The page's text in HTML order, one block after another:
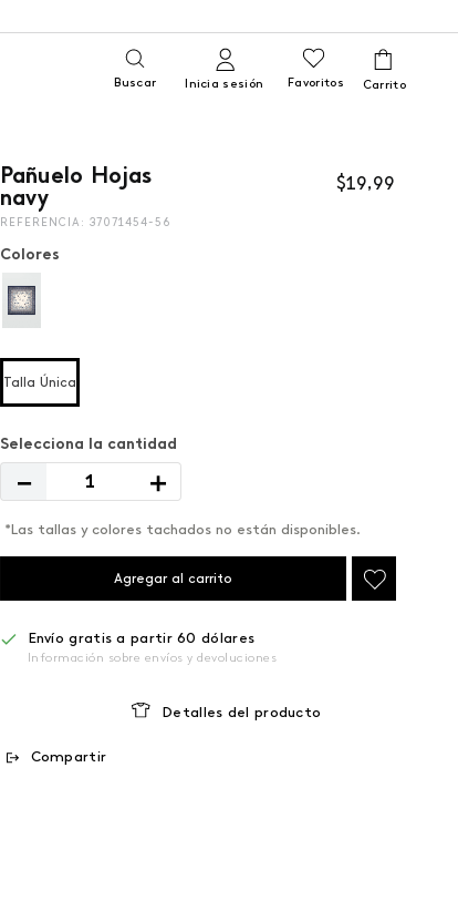
Buscar Inicia sesión Favoritos
Pañuelo Hojas
navy
$19,99
REFERENCIA : 37071454-56
Colores
Talla Única
＋
－
*Las tallas y colores tachados no están disponibles.
Agregar al carrito
Envío gratis a partir 60 dólares
Información sobre envíos y devoluciones
Detalles del producto
Compartir